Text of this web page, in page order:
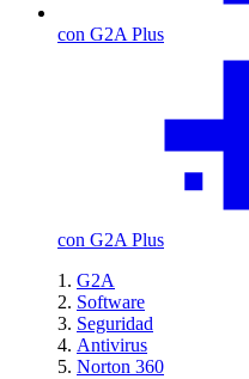
con G2A Plus
con G2A Plus
G2A
Software
Seguridad
Antivirus
Norton 360